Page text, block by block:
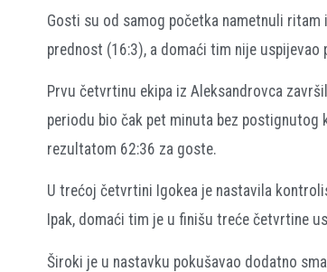
Gosti su od samog početka nametnuli
prednost (16:3), a domaći tim nije
Prvu četvrtinu ekipa iz Aleksandrovca
periodu bio čak pet minuta bez
rezultatom 62:36 za goste.
U trećoj četvrtini Igokea je nastavila
Ipak, domaći tim je u finišu treće četvrtine
Široki je u nastavku pokušavao dodatno